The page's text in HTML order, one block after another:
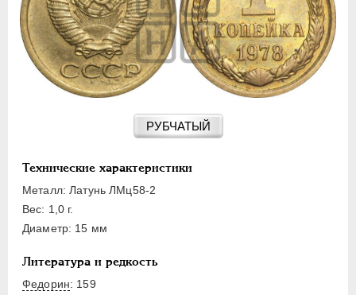
РУБЧАТЫЙ
Технические характеристики
Металл: Латунь ЛМц58-2
Вес: 1,0 г.
Диаметр: 15 мм
Литература и редкость
Федорин: 159
20 КОПЕЕК
50 КОПЕЕК
ПОЛТИННИК
1 РУБЛЬ
10 РУБЛЕЙ
ЧЕРВОНЕЦ